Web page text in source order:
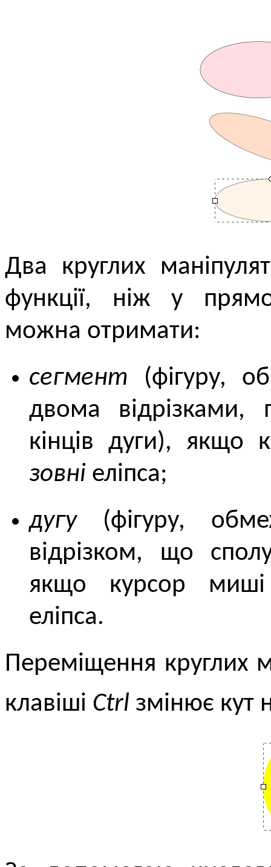
Два круглих
функції, ніж у
можна отримати:
сегмент (фігуру,
двома
кінців дуги), якщо
зовні еліпса;
дугу(фігуру,
відрізком, що
якщо курсор
еліпса.
Переміщення круглих
клавіші Ctrl змінює кут